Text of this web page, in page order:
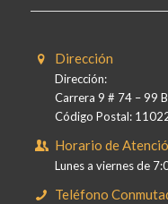
Dirección
Dirección:
Carrera 9 # 74 – 99
Código Postal:
Horario de
Lunes a viernes de
Teléfono